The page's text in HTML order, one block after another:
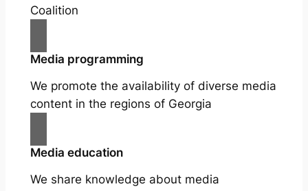
Coalition
Media programming
We promote the availability of diverse media
content in the regions of Georgia
Media education
We share knowledge about media